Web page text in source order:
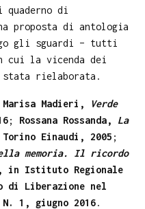
quaderno di
proposta di antologia
gli sguardi – tutti
la vicenda dei
rielaborata.
Marisa Madieri,
Verde
; Rossana Rossanda, La
Einaudi, 2005 ;
memoria. Il ricordo
in Istituto Regionale
di Liberazione nel
N. 1, giugno 2016.